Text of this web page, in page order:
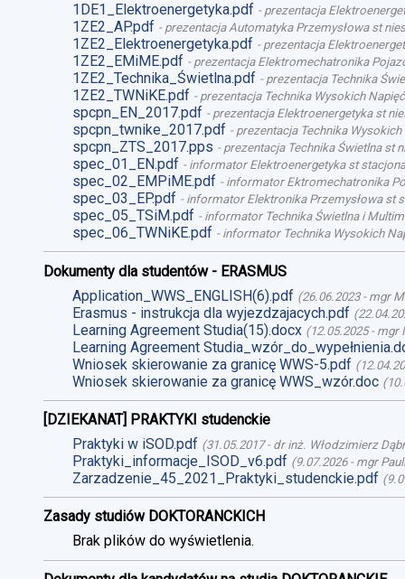
1DE1_Elektroenergetyka.pdf - prezentacja
1ZE2_AP.pdf - prezentacja Automatyka Przemysłowa st
1ZE2_Elektroenergetyka.pdf - prezentacja
1ZE2_EMiME.pdf - prezentacja Elektromechatronika
1ZE2_Technika_Świetlna.pdf - prezentacja Technika
1ZE2_TWNiKE.pdf - prezentacja Technika Wysokich
spcpn_EN_2017.pdf - prezentacja Elektroenergetyka st
spcpn_twnike_2017.pdf - prezentacja Technika
spcpn_ZTS_2017.pps - prezentacja Technika Świetlna st
spec_01_EN.pdf - informator Elektroenergetyka st
spec_02_EMPiME.pdf - informator Ektromechatronika
spec_03_EP.pdf - informator Elektronika Przemysłowa st
spec_05_TSiM.pdf - informator Technika Świetlna i
spec_06_TWNiKE.pdf - informator Technika Wysokich
Dokumenty dla studentów - ERASMUS
Application_WWS_ENGLISH(6).pdf (26.06.2023- mgr
Erasmus - instrukcja dla wyjezdzajacych.pdf (
Learning Agreement Studia(15).docx (12.05.2025- mgr
Learning Agreement
Wniosek skierowanie za granicę WWS-5.pdf (
Wniosek skierowanie za granicę WWS_wzór.doc (
[DZIEKANAT] PRAKTYKI studenckie
Praktyki w iSOD.pdf (31.05.2017- dr inż. Włodzimierz
Praktyki_informacje_ISOD_v6.pdf (9.07.2026- mgr
Zarzadzenie_45_2021_Praktyki_studenckie.pdf (
Zasady studiów DOKTORANCKICH
Brak plików do wyświetlenia.